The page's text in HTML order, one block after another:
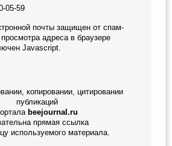
05-59
почты защищен от спам-
адреса в браузере
Javascript.
копировании, цитировании
публикаций
beejournal.ru
прямая ссылка
используемого материала.